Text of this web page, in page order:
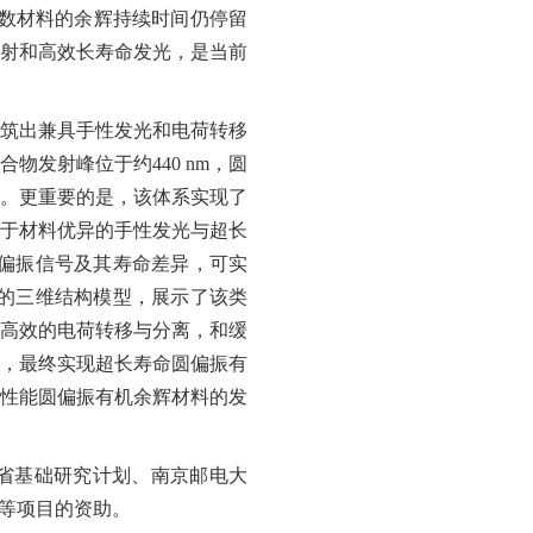
材料的余辉持续时间仍停留
和高效长寿命发光，是当前
出兼具手性发光和电荷转移
物发射峰位于约440 nm ，圆
。更重要的是，该体系实现了
材料优异的手性发光与超长
振信号及其寿命差异，可实
三维结构模型，展示了该类
效的电荷转移与分离，和缓
最终实现超长寿命圆偏振有
能圆偏振有机余辉材料的发
基础研究计划、南京邮电大
项目的资助。